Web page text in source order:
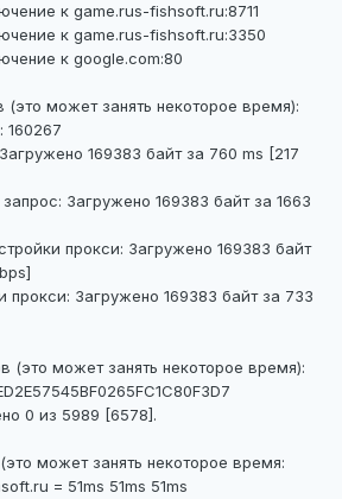
к game.rus-fishsoft.ru:8711
к game.rus-fishsoft.ru:3350
к google.com:80
(это может занять некоторое время):
160267
169383 байт за 760 ms [217
Загружено 169383 байт за 1663
прокси: Загружено 169383 байт
прокси: Загружено 169383 байт за 733
(это может занять некоторое время):
0 из 5989 [6578].
может занять некоторое время:
= 51ms 51ms 51ms